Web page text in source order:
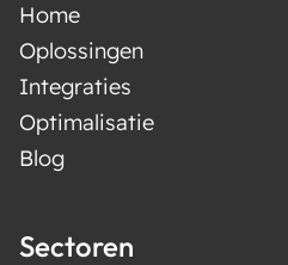
Home
Oplossingen
Integraties
Optimalisatie
Blog
Sectoren